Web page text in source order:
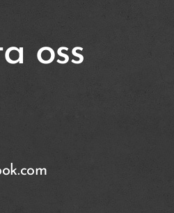
oss